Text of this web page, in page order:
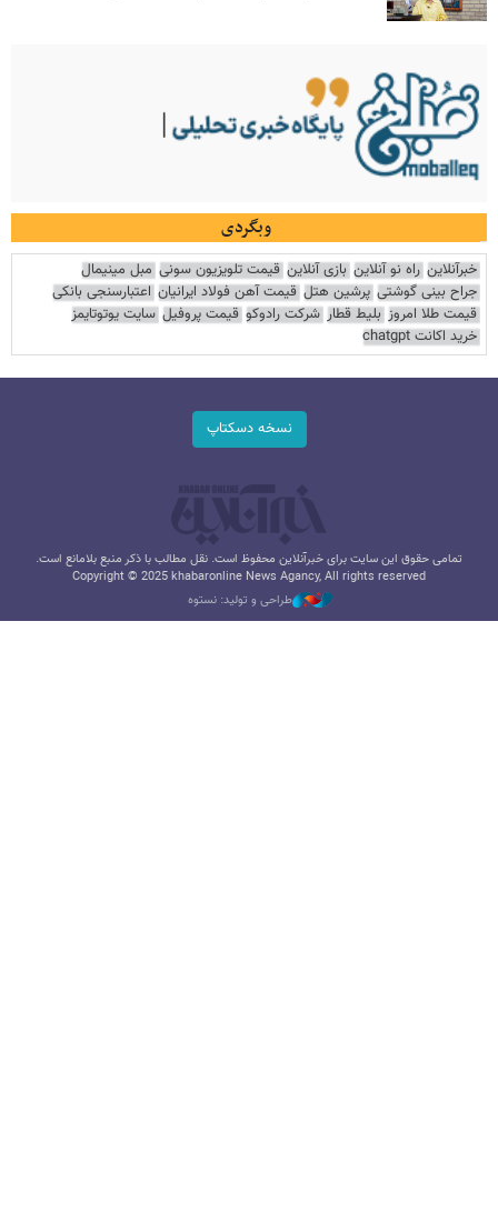
وبگردی
خبرآنلاین راه نو آنلاین بازی آنلاین قیمت تلویزیون سونی مبل مینیمال
جراح بینی گوشتی پرشین هتل قیمت آهن فولاد ایرانیان اعتبارسنجی بانکی
قیمت طلا امروز بلیط قطار شرکت رادوکو قیمت پروفیل سایت یوتوتایمز
خرید اکانت chatgpt
نسخه دسکتاپ
تمامی حقوق این سایت برای خبرآنلاین محفوظ است. نقل مطالب با ذکر منبع بلامانع است.
Copyright © 2025 khabaronline News Agancy, All rights reserved
طراحی و تولید: نستوه